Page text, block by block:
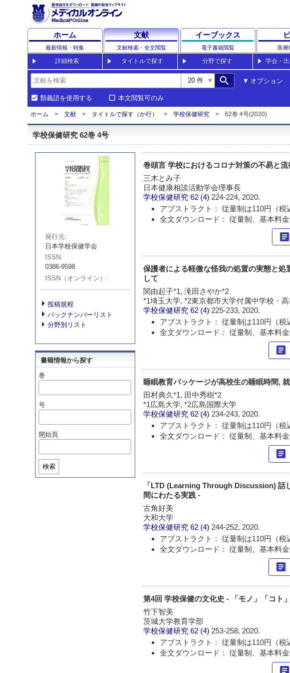
ホーム
最新情報・特集
文献
文献検索・全文閲覧
イーブックス
電子書籍閲覧 医
詳細検索 タイトルで探す 分野で探す 学会・
search オプション
類義語を使用する 本文閲覧可のみ
ホーム 文献 タイトルで探す（か行） 学校保健研究 62巻 4号(2020)
学校保健研究 62巻 4号
発行元
日本学校保健学会
ISSN
0386-9598
ISSN（オンライン）
投稿規程
バックナンバーリスト
分野別リスト
書籍情報から探す
巻
号
開始頁
検索
巻頭言 学校におけるコロナ対策の不易と
三木とみ子
日本健康相談活動学会理事長
学校保健研究 62 (4) 224-224, 2020.
アブストラクト： 従量制は110円（税
全文ダウンロード： 従量制、基本料
article
保護者による軽微な怪我の処置の実態と
して
関由起子*1, 滝田さやか*2
*1埼玉大学, *2東京都市大学付属中学校・
学校保健研究 62 (4) 225-233, 2020.
アブストラクト： 従量制は110円（税
全文ダウンロード： 従量制、基本料
article
睡眠教育パッケージが高校生の睡眠時間,
田村典久*1, 田中秀樹*2
*1広島大学, *2広島国際大学
学校保健研究 62 (4) 234-243, 2020.
アブストラクト： 従量制は110円（税
全文ダウンロード： 従量制、基本料
article
「LTD (Learning Through Discussion) 話
間にわたる実践 -
古角好美
大和大学
学校保健研究 62 (4) 244-252, 2020.
アブストラクト： 従量制は110円（税
全文ダウンロード： 従量制、基本料
article
第4回 学校保健の文化史 - 「モノ」「コト
竹下智美
茨城大学教育学部
学校保健研究 62 (4) 253-258, 2020.
アブストラクト： 従量制は110円（税
全文ダウンロード： 従量制、基本料